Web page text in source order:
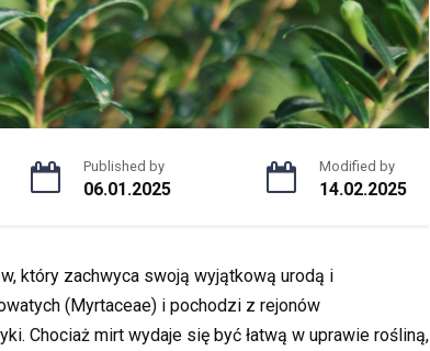
Published by
06.01.2025
Modified by
14.02.2025
który zachwyca swoją wyjątkową urodą i
(Myrtaceae) i pochodzi z rejonów
Chociaż mirt wydaje się być łatwą w uprawie rośliną,